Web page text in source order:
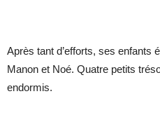
Après tant d’efforts, ses enfants
Manon et Noé. Quatre petits
endormis.